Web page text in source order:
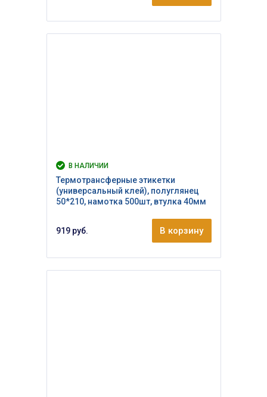
В НАЛИЧИИ
Термотрансферные этикетки
(универсальный клей), полуглянец
50*210, намотка 500шт, втулка 40мм
919 руб. В корзину